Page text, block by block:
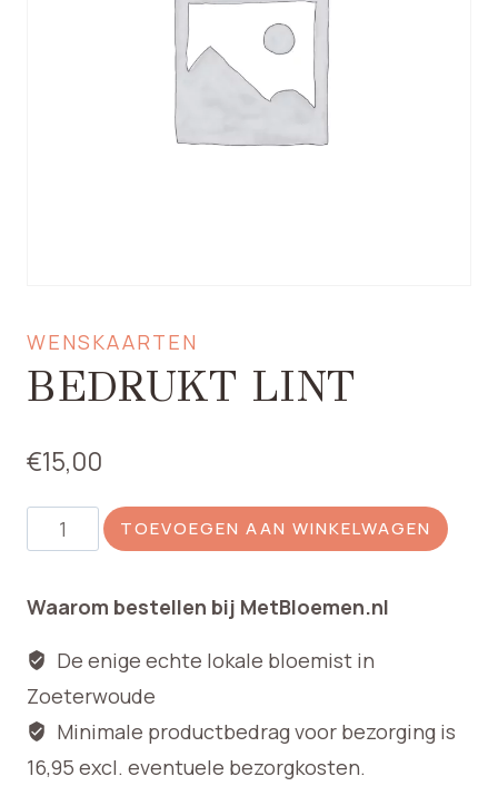
WENSKAARTEN
BEDRUKT LINT
€15,00
Bedrukt
lint
TOEVOEGEN AAN WINKELWAGEN
Waarom bestellen bij MetBloemen.nl
De enige echte lokale bloemist in
Zoeterwoude
Minimale productbedrag voor bezorging is
16,95 excl. eventuele bezorgkosten.